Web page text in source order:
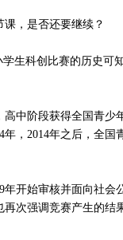
，是否还要继续？
科创比赛的历史可
中阶段获得全国青少
，2014年之后，全
开始审核并面向社会
次强调竞赛产生的结